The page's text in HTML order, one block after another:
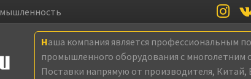
Наша компания является профессиональным
промышленного оборудования с многолетним
Поставки напрямую от производителя, Китай,